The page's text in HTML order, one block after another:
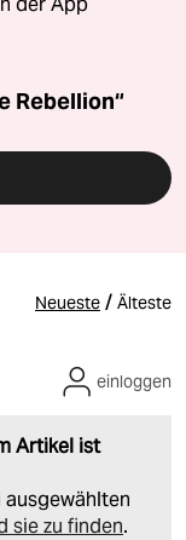
Rebellion“
Neueste / Älteste
Artikel ist
sie zu finden.
einloggen